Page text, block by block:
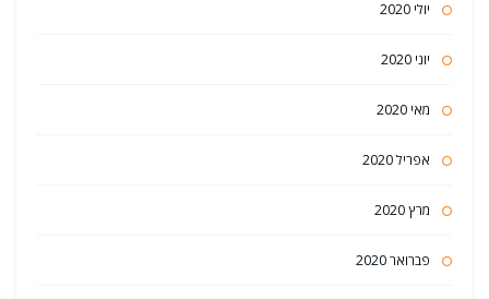
יולי 2020
יוני 2020
מאי 2020
אפריל 2020
מרץ 2020
פברואר 2020